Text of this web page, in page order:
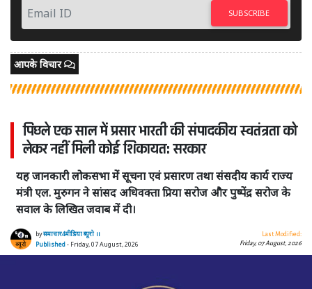
SUBSCRIBE
आपके विचार
पिछले एक साल में प्रसार भारती की संपादकीय स्वतंत्रता को
लेकर नहीं मिली कोई शिकायत: सरकार
यह जानकारी लोकसभा में सूचना एवं प्रसारण तथा संसदीय कार्य राज्य
मंत्री एल. मुरुगन ने सांसद अधिवक्ता प्रिया सरोज और पुष्पेंद्र सरोज के
सवाल के लिखित जवाब में दी।
byसमाचार4मीडिया ब्यूरो ।।
Published- Friday, 07 August, 2026
Last Modified:
Friday, 07 August, 2026